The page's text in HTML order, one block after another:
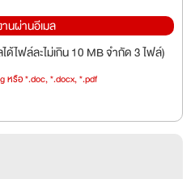
นผ่านอีเมล
ไฟล์ละไม่เกิน 10 MB จำกัด 3 ไฟล์)
หรือ *.doc, *.docx, *.pdf